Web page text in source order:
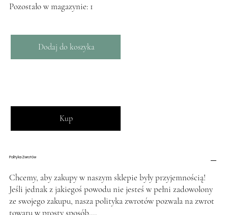
Pozostało w magazynie: 1
Dodaj do koszyka
Kup
Polityka Zwrotów
Chcemy, aby zakupy w naszym sklepie były przyjemnością!
Jeśli jednak z jakiegoś powodu nie jesteś w pełni zadowolony
ze swojego zakupu, nasza polityka zwrotów pozwala na zwrot
towaru w prosty sposób....